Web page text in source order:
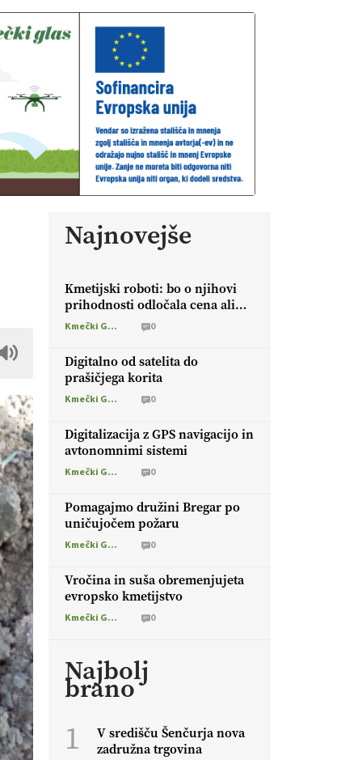
Najnovejše
Kmetijski roboti: bo o njihovi
prihodnosti odločala cena ali
prednosti za kmetijo?
Kmečki Glas 0
Digitalno od satelita do
prašičjega korita
Kmečki Glas 0
Digitalizacija z GPS navigacijo in
avtonomnimi sistemi
Kmečki Glas 0
Pomagajmo družini Bregar po
uničujočem požaru
Kmečki Glas 0
Vročina in suša obremenjujeta
evropsko kmetijstvo
Kmečki Glas 0
Najbolj
brano
1
V središču Šenčurja nova
zadružna trgovina